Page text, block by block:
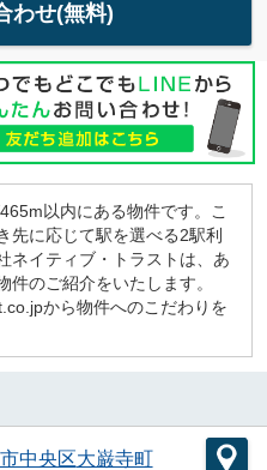
わせ(無料)
以内にある物件です。こ
先に応じて駅を選べる2駅利
ネイティブ・トラストは、あ
のご紹介をいたします。
から物件へのこだわりを
中央区大巌寺町